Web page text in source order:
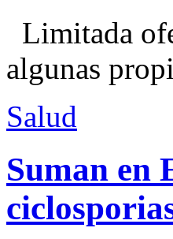
Limitada
algunas
Salud
Suman en